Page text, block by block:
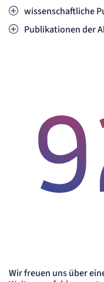
wissenschaftliche
Publikationen der
Wir freuen uns über